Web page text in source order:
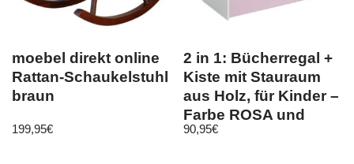
moebel direkt online
Rattan-Schaukelstuhl
braun
199,95€
2 in 1: Bücherregal +
Kiste mit Stauraum
aus Holz, für Kinder –
Farbe ROSA und
WEIß
90,95€